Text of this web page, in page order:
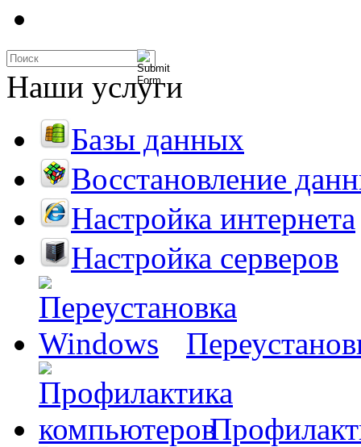
Наши услуги
Базы данных
Восстановление
Настройка интернета
Настройка серверов